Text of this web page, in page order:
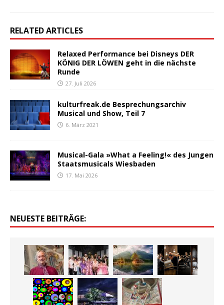
RELATED ARTICLES
Relaxed Performance bei Disneys DER
KÖNIG DER LÖWEN geht in die nächste
Runde
27. Juli 2026
kulturfreak.de Besprechungsarchiv
Musical und Show, Teil 7
6. März 2021
Musical-Gala »What a Feeling!« des Jungen
Staatsmusicals Wiesbaden
17. Mai 2026
NEUESTE BEITRÄGE: